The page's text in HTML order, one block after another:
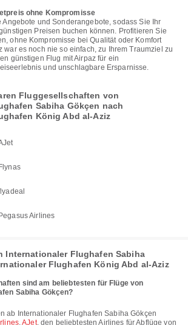
ohne Kompromisse
und Sonderangebote, sodass Sie Ihr
Preisen buchen können. Profitieren Sie
ohne Kompromisse bei Qualität oder Komfort
war es noch nie so einfach, zu Ihrem Traumziel zu
günstigen Flug mit Airpaz für ein
und unschlagbare Ersparnisse.
Fluggesellschaften von
Sabiha Gökçen nach
König Abd al-Aziz
Airlines
Internationaler Flughafen Sabiha
Flughafen König Abd al-Aziz
sind am beliebtesten für Flüge von
Sabiha Gökçen?
,AJet, den beliebtesten Airlines für Abflüge von